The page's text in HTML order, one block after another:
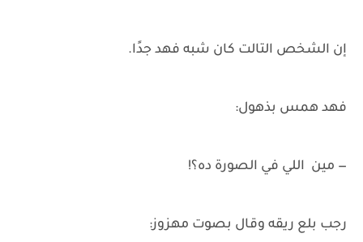
إن الشخص التالت كان شبه فهد جدًا.
فهد همس بذهول:
— مين اللي في الصورة ده؟!
رجب بلع ريقه وقال بصوت مهزوز: